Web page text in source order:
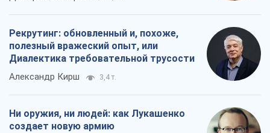
Рекрутинг: обновленный и, похоже,
полезный вражеский опыт, или
Диалектика требовательной трусости
Александр Кирш 3,4 т.
Ни оружия, ни людей: как Лукашенко
создает новую армию